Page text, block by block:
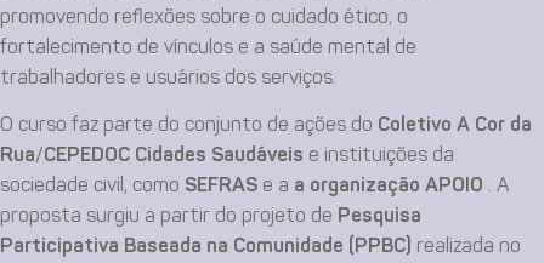
promovendo reflexões sobre o cuidado ético, o
fortalecimento de vínculos e a saúde mental de
trabalhadores e usuários dos serviços.
O curso faz parte do conjunto de ações do Coletivo A Cor da
Rua/CEPEDOC Cidades Saudáveis e instituições da
sociedade civil, como SEFRAS e a a organização APOIO . A
proposta surgiu a partir do projeto de Pesquisa
Participativa Baseada na Comunidade
(PPBC) realizada no